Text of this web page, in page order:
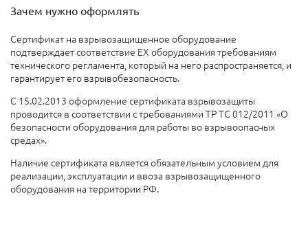
Зачем нужно оформлять
Сертификат на взрывозащищенное оборудование
подтверждает соответствие EX оборудования требованиям
технического регламента, который на него распространяется, и
гарантирует его взрывобезопасность.
С 15.02.2013 оформление сертификата взрывозащиты
проводится в соответствии с требованиями ТР ТС 012/2011 «О
безопасности оборудования для работы во взрывоопасных
средах».
Наличие сертификата является обязательным условием для
реализации, эксплуатации и ввоза взрывозащищенного
оборудования на территории РФ.